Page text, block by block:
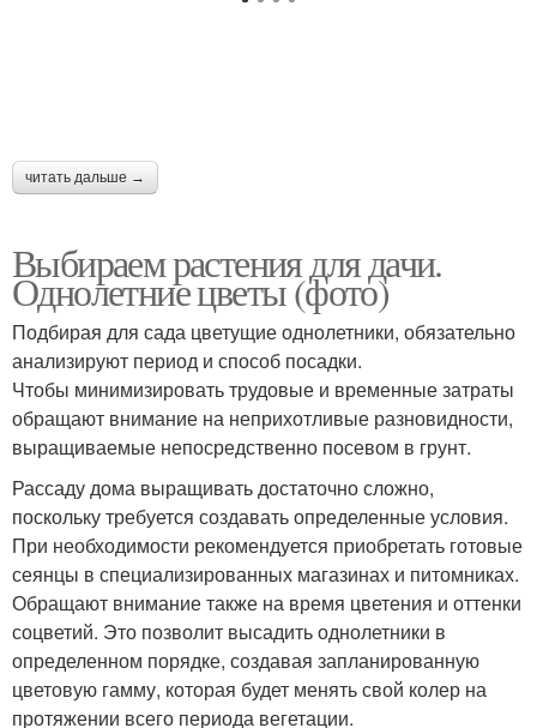
читать дальше →
Выбираем растения для дачи.
Однолетние цветы (фото)
Подбирая для сада цветущие однолетники, обязательно
анализируют период и способ посадки.
Чтобы минимизировать трудовые и временные затраты
обращают внимание на неприхотливые разновидности,
выращиваемые непосредственно посевом в грунт.
Рассаду дома выращивать достаточно сложно,
поскольку требуется создавать определенные условия.
При необходимости рекомендуется приобретать готовые
сеянцы в специализированных магазинах и питомниках.
Обращают внимание также на время цветения и оттенки
соцветий. Это позволит высадить однолетники в
определенном порядке, создавая запланированную
цветовую гамму, которая будет менять свой колер на
протяжении всего периода вегетации.